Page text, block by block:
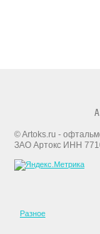
© Artoks.ru -
ЗАО Артокс ИНН
Разное